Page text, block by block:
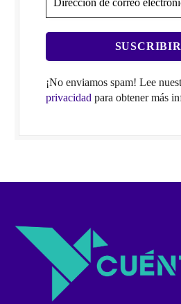
¡No enviamos spam! Lee
privacidad para obtener más